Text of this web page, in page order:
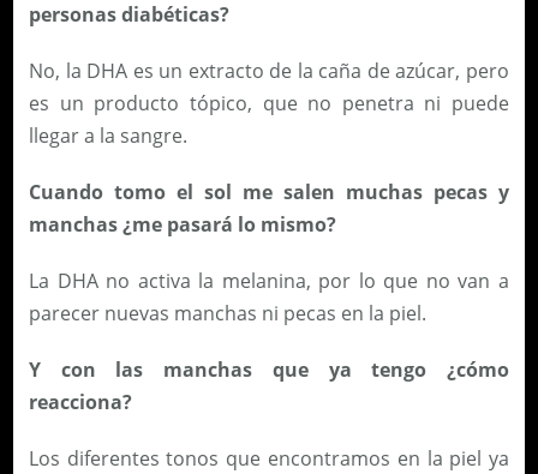
personas diabéticas?
No, la DHA es un extracto de la caña de azúcar, pero
es un producto tópico, que no penetra ni puede
llegar a la sangre.
Cuando tomo el sol me salen muchas pecas y
manchas ¿me pasará lo mismo?
La DHA no activa la melanina, por lo que no van a
parecer nuevas manchas ni pecas en la piel.
Y con las manchas que ya tengo ¿cómo
reacciona?
Los diferentes tonos que encontramos en la piel ya